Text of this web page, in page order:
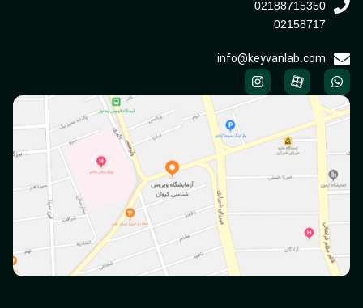
02188715350
02158717
info@keyvanlab.com